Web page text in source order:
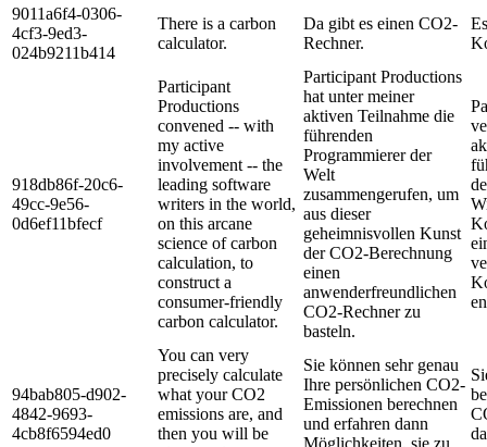
9011a6f4-0306-
4cf3-9ed3-
024b9211b414
There is a carbon
calculator.
Da gibt es einen CO2-
Rechner.
918db86f-20c6-
49cc-9e56-
0d6ef11bfecf
Participant
Productions
convened -- with
my active
involvement -- the
leading software
writers in the world,
on this arcane
science of carbon
calculation, to
construct a
consumer-friendly
carbon calculator.
Participant Productions
hat unter meiner
aktiven Teilnahme die
führenden
Programmierer der
Welt
zusammengerufen, um
aus dieser
geheimnisvollen Kunst
der CO2-Berechnung
einen
anwenderfreundlichen
CO2-Rechner zu
basteln.
94bab805-d902-
4842-9693-
4cb8f6594ed0
You can very
precisely calculate
what your CO2
emissions are, and
then you will be
Sie können sehr genau
Ihre persönlichen CO2-
Emissionen berechnen
und erfahren dann
Möglichkeiten, sie zu